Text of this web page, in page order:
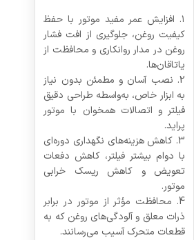
۱. افزایش عمر مفید موتور با حفظ
کیفیت روغن، جلوگیری از افت فشار
روغن در مدار روانکاری و محافظت از
یاتاقان‌ها.
2. نصب آسان و مطمئن بدون نیاز
به ابزار خاص، به‌واسطه طراحی دقیق
فیلتر و اتصالات همخوان با موتور
پراید.
3. کاهش هزینه‌های نگهداری دوره‌ای
با دوام بیشتر فیلتر، کاهش دفعات
تعویض و کاهش ریسک خرابی
موتور.
4. محافظت مؤثر از موتور در برابر
ذرات معلق و آلودگی‌های روغن که به
قطعات متحرک آسیب می‌رسانند.